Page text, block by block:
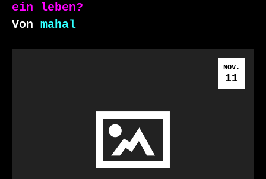
ein leben?
Von mahal
NOV.
11